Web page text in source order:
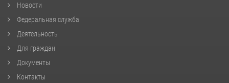
Новости
Федеральная служба
Деятельность
Для граждан
Документы
Контакты